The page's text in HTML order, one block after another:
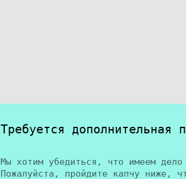
Требуется дополнительная
Мы хотим убедиться, что имеем
Пожалуйста, пройдите капчу ниже,